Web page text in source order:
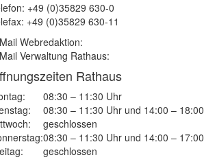
+49 (0)35829 630-0
+49 (0)35829 630-11
Webredaktion:
Verwaltung Rathaus:
Rathaus
08:30 – 11:30 Uhr
08:30 – 11:30 Uhr und 14:00 –
geschlossen
08:30 – 11:30 Uhr und 14:00 –
geschlossen